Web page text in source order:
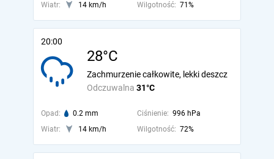
Wiatr:
14 km/h Wilgotność: 71%
20:00
28°C
Odczuwalna 31°C
Zachmurzenie całkowite, lekki deszcz
Opad: 0.2 mm Ciśnienie: 996 hPa
Wiatr:
14 km/h Wilgotność: 72%